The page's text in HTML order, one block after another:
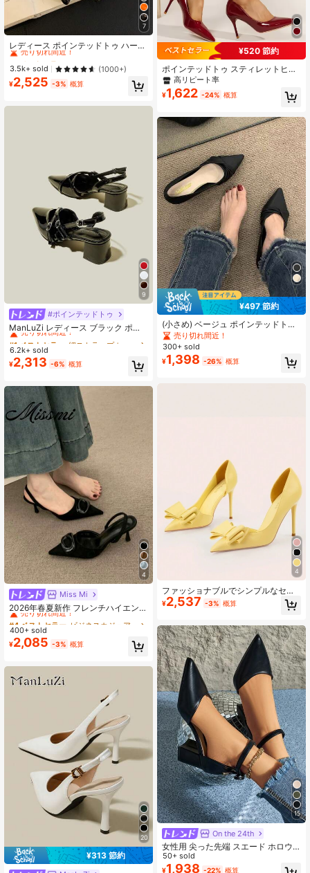
7
レディース ポインテッドトゥ ハーフ
スリングバック ミュール ハイヒール
シューズ ファッション シルバー ス
ティレットパンプス アウトドア用
#1 ベストセラー
売り切れ間近！
#1 ベストセラー
売り切れ間近！
#1 ベストセラー
売り切れ間近！
#1 ベストセラー
テクスチャパターン 女性用パンプス
3.5k+ sold (1000+)
¥2,525 -3% 概算
9
#ポインテッドトゥ
ManLuZi レディース ブラック ポイ
ンテッドトゥ シングルストラップ チ
ャンキーヒール ハイヒールシューズ
エレガント ポインテッドトゥ フォー
マル ハイヒールシューズ ファッショ
ナブル スリングバック ハイヒールシ
ューズ
#1 ベストセラー
売り切れ間近！
#1 ベストセラー
売り切れ間近！
#1 ベストセラー
売り切れ間近！
#1 ベストセラー
6.2k+ sold
¥2,313 -6% 概算
4
Miss Mi
2026年春夏新作 フレンチハイエンド
ポルカドット ポインテッドトゥ スリ
ングバックシューズ レディース エレ
ガント スティレットヒール クローズ
ドトゥサンダル キトゥンヒール
#4 ベストセラー
売り切れ間近！
#4 ベストセラー
売り切れ間近！
#4 ベストセラー
売り切れ間近！
#4 ベストセラー
ビジネスカジュアル 女性用パンプス
400+ sold
¥2,085 -3% 概算
20
¥313 節約
¥520 節約
ポインテッドトゥ スティレットヒー
ル パンプス、エレガント、パーティ
ー、ハイヒール
高リピート率
¥1,622 -24% 概算
¥497 節約
(小さめ) ベージュ ポインテッドトゥ
レディース ハイヒールシューズ、春
秋に使える スリムヒール スリッポン
パンプス、ドレス、通勤、仕事に適
しています
売り切れ間近！
300+ sold
¥1,398 -26% 概算
4
ファッショナブルでシンプルなセク
シーなスリムヒール、尖った先端の
スティレットハイヒールシューズ、
ント、パーティー向け
¥2,537 -3% 概算
15
On the 24th
女性用 尖った先端 スエード ホロウ
アウト リボン付き チャンキーヒール
パンプス、デイリー、仕事、ビジネ
50+ sold
¥1,938 -22% 概算